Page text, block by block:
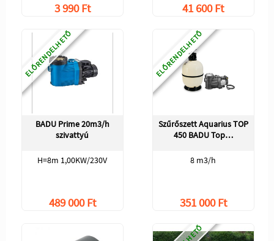
3 990 Ft 41 600 Ft
ELŐRENDELHETŐ
BADU Prime 20m3/h
szivattyú
H=8m 1,00KW/230V
489 000 Ft
ELŐRENDELHETŐ
Szűrőszett Aquarius TOP
450 BADU Top…
8 m3/h
351 000 Ft